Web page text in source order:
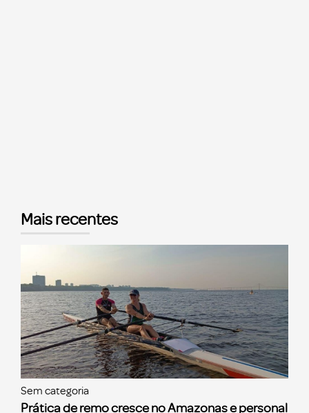
Mais recentes
Sem categoria
Prática de remo cresce no Amazonas e personal